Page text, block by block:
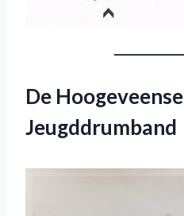
De Hoogeveense
Jeugddrumband